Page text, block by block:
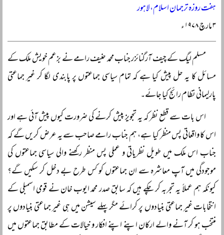
ہفت روزہ ترجمان اسلام، لاہور
۳ مارچ ۱۹۷۸ء
مسلم لیگ کے چیف آرگنائزر جناب محمد حنیف رامے نے بزعم خویش ملک کے
مسائل کا یہ حل پیش کیا ہے کہ تمام سیاسی جماعتوں پر پابندی لگا کر غیر جماعتی
پارلیمانی نظام رائج کیا جائے۔
اس بات سے قطع نظر کہ یہ تجویز پیش کرنے کی ضرورت کیوں پیش آئی ہے اور
اس کا واقعاتی پس منظر کیا ہے، ہم جناب رامے صاحب سے یہ عرض کریں گے کہ
جناب اس ملک میں طویل نظریاتی و عملی پس منظر رکھنے والی سیاسی جماعتوں کی
موجودگی میں آپ معاشرہ سے ان جماعتوں کو کس طرح بے دخل کر سکیں گے؟
کیونکہ ہم عملاً یہ تجربہ کر چکے ہیں کہ سابق صدر محمد ایوب خان نے قومی اسمبلی کے
انتخابات غیر جماعتی بنیادوں پر کرائے مگر پہلے سیشن میں ہی غیر جماعتی بنیادوں پر
منتخب ہو کر آنے والے ارکان اپنے اپنے افکار و خیالات کے مطابق جماعتوں میں